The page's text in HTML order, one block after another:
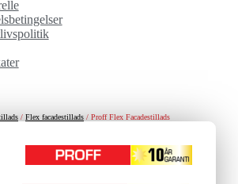
/ Flex facadestillads / Proff Flex Facadestillads